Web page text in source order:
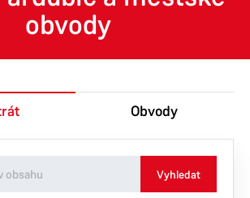
Občan
obvody
Obvody
Vyhledat